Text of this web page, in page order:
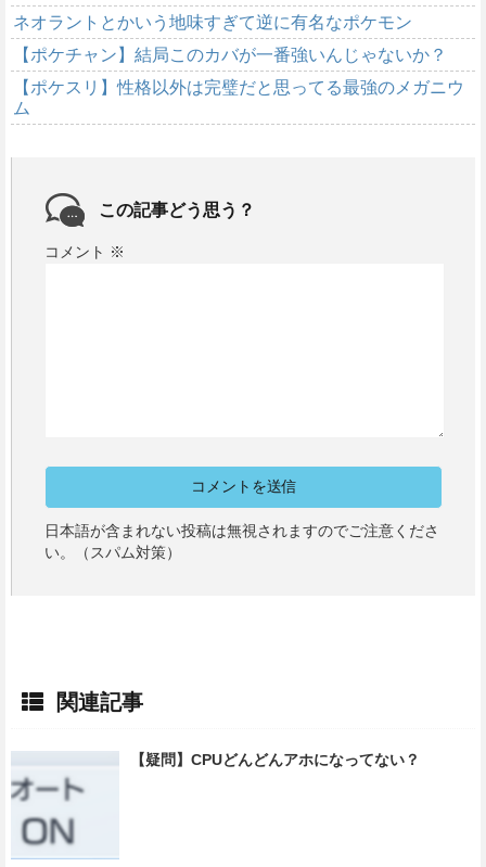
ネオラントとかいう地味すぎて逆に有名なポケモン
【ポケチャン】結局このカバが一番強いんじゃないか？
【ポケスリ】性格以外は完璧だと思ってる最強のメガニウ
ム
この記事どう思う？
コメント ※
日本語が含まれない投稿は無視されますのでご注意くださ
い。（スパム対策）
関連記事
【疑問】CPUどんどんアホになってない？